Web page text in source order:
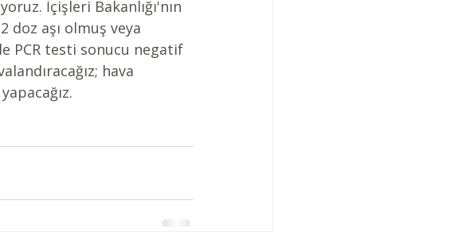
İçişleri Bakanlığı'nın
doz aşı olmuş veya
PCR testi sonucu negatif
hava